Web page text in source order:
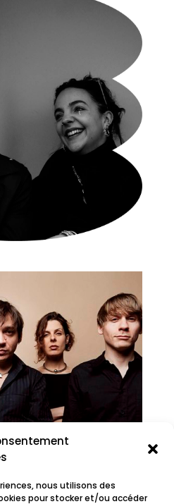
nous utilisons des
pour stocker et/ou accéder